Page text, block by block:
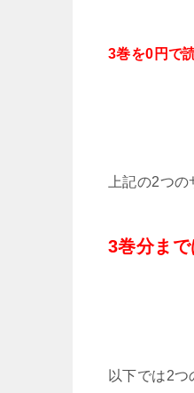
3巻を0円で
上記の2つ
3巻分ま
以下では2つ